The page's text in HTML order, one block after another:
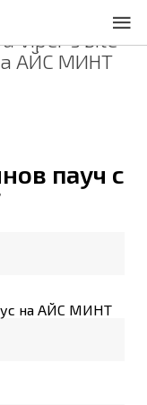
Viper's bite
АЙС МИНТ
пауч с
на АЙС МИНТ